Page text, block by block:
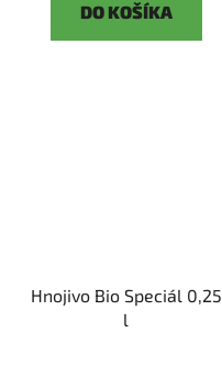
DO KOŠÍKA
Hnojivo Bio Speciál 0,25
l